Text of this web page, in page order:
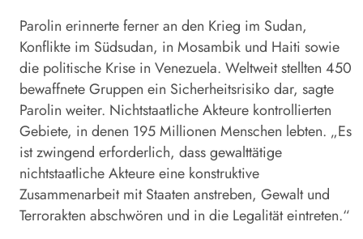
Parolin erinnerte ferner an den Krieg im Sudan,
Konflikte im Südsudan, in Mosambik und Haiti sowie
die politische Krise in Venezuela. Weltweit stellten 450
bewaffnete Gruppen ein Sicherheitsrisiko dar, sagte
Parolin weiter. Nichtstaatliche Akteure kontrollierten
Gebiete, in denen 195 Millionen Menschen lebten. „Es
ist zwingend erforderlich, dass gewalttätige
nichtstaatliche Akteure eine konstruktive
Zusammenarbeit mit Staaten anstreben, Gewalt und
Terrorakten abschwören und in die Legalität eintreten.“